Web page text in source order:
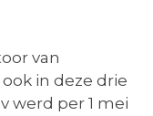
van
in deze drie
werd per 1 mei